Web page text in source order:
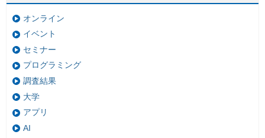
オンライン
イベント
セミナー
プログラミング
調査結果
大学
アプリ
AI